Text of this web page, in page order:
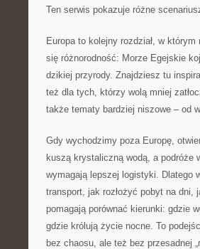
Ten serwis pokazuje różne
Europa to kolejny rozdział, w
się różnorodność: Morze Egejskie
dzikiej przyrody. Znajdziesz tu
też dla tych, którzy wolą mniej
także tematy bardziej niszowe – od
Gdy wychodzimy poza Europę,
kuszą krystaliczną wodą, a podróże
wymagają lepszej logistyki. Dlatego
transport, jak rozłożyć pobyt na
pomagają porównać kierunki: gdzie
gdzie królują życie nocne. To
bez chaosu, ale też bez przesadnej